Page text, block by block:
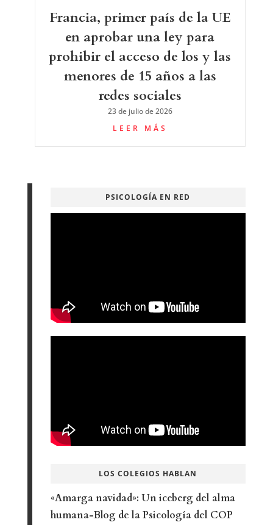
Francia, primer país de la UE
en aprobar una ley para
prohibir el acceso de los y las
menores de 15 años a las
redes sociales
23 de julio de 2026
LEER MÁS
PSICOLOGÍA EN RED
LOS COLEGIOS HABLAN
«Amarga navidad»: Un iceberg del alma
humana-Blog de la Psicología del COP